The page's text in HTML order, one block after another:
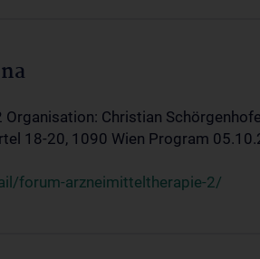
Christian
18-20, 1090 Wien Program
forum-arzneimitteltherapie-2/